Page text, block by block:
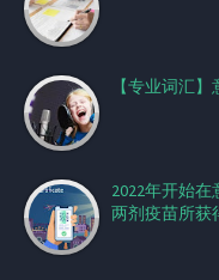
【专业词汇
2022年开始
两剂疫苗所获